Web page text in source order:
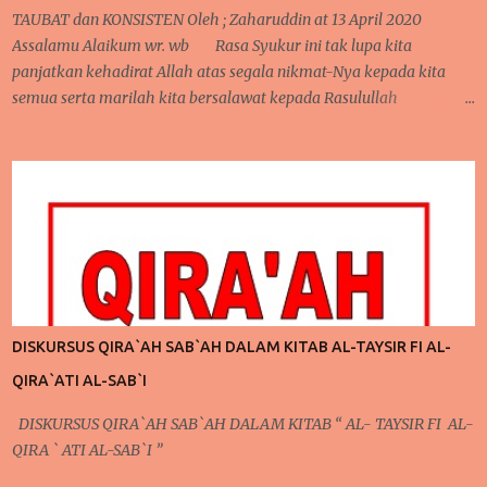
hias , sebagian memilih yang hidup dan sebagian juga memilih
yang imitasi (hias tidak hidup). Masing masing memiliki alasan
tersendiri dan ...
TAUBAT dan KONSISTEN Oleh ; Zaharuddin at 13 April 2020
Assalamu Alaikum wr. wb Rasa Syukur ini tak lupa kita
panjatkan kehadirat Allah atas segala nikmat-Nya kepada kita
semua serta marilah kita bersalawat kepada Rasulullah
mengenai pentingnya mengontrol niat dan pola pikir agar bisa
juga bahwa dalam pembahasan sebelumnya, secara tidak
langsung telah terdapat keterkaitan dengan apa yang akan kita
bahas pada pertemuan kali ini. Pada pertemuan sebelumnya,
mengontrol pola pikir yang harus dilakukan setiap saat karena
ada niat ingin berubah, niat ingin berubah menjadi lebih baik
inilah yang akan kita bicarakan kali ini. Poin Kedua ; Taubat dan
DISKURSUS QIRA`AH SAB`AH DALAM KITAB AL-TAYSIR FI AL-
QIRA`ATI AL-SAB`I
DISKURSUS QIRA`AH SAB`AH DALAM KITAB “ AL- TAYSIR FI AL-
QIRA ` ATI AL-SAB`I ”